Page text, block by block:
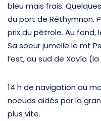
bleu mais frais.
du port de Réthymnon.
prix du pétrole. Au fond,
Sa soeur jumelle le mt
l’est, au sud de Xavìa
14 h de navigation au
noeuds aidés par la
plus vite.